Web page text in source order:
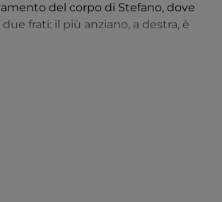
del corpo di Stefano, dove
frati: il più anziano, a destra, è
la scena inferiore presenta il